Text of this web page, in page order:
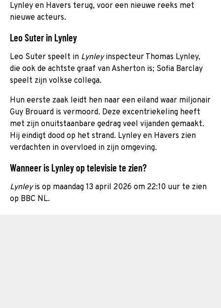
Lynley en Havers terug, voor een nieuwe reeks met
nieuwe acteurs.
Leo Suter in Lynley
Leo Suter speelt in Lynleyinspecteur Thomas Lynley,
die ook de achtste graaf van Asherton is; Sofia Barclay
speelt zijn volkse collega.
Hun eerste zaak leidt hen naar een eiland waar miljonair
Guy Brouard is vermoord. Deze excentriekeling heeft
met zijn onuitstaanbare gedrag veel vijanden gemaakt.
Hij eindigt dood op het strand. Lynley en Havers zien
verdachten in overvloed in zijn omgeving.
Wanneer is Lynley op televisie te zien?
Lynleyis op maandag 13 april 2026 om 22:10 uur te zien
op BBC NL.